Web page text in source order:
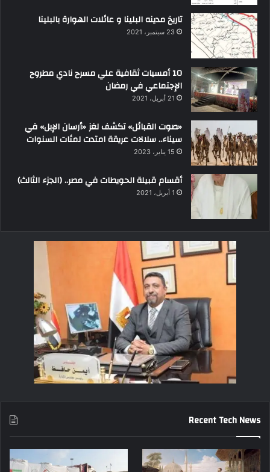
تاريخ مدينه البلينا و عائلات الهوارة بالبلينا
23 سبتمبر، 2021
10 أمسيات ثقافية علي مسرح نادي مطروح
الإجتماعي في رمضان
21 أبريل، 2021
«صوت القبائل» تكشف لغز «أرسان الإبل» في
سيناء.. سلالات عريقة امتدت لمئات السنوات
15 يناير، 2023
أقسام قبيلة الحويطات في مصر.. (الجزء الثالث)
1 أبريل، 2021
Recent Tech News